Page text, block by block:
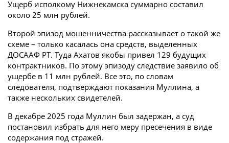
Ущерб исполкому Нижнекамска суммарно составил
около 25 млн рублей.
Второй эпизод мошенничества рассказывает о такой же
схеме – только касалась она средств, выделенных
ДОСААФ РТ. Туда Ахатов якобы привел 129 будущих
контрактников. По этому эпизоду следствие заявило об
ущербе в 11 млн рублей. Все это, по словам
следователя, подтверждают показания Муллина, а
также нескольких свидетелей.
В декабре 2025 года Муллин был задержан, а суд
постановил избрать для него меру пресечения в виде
содержания под стражей.